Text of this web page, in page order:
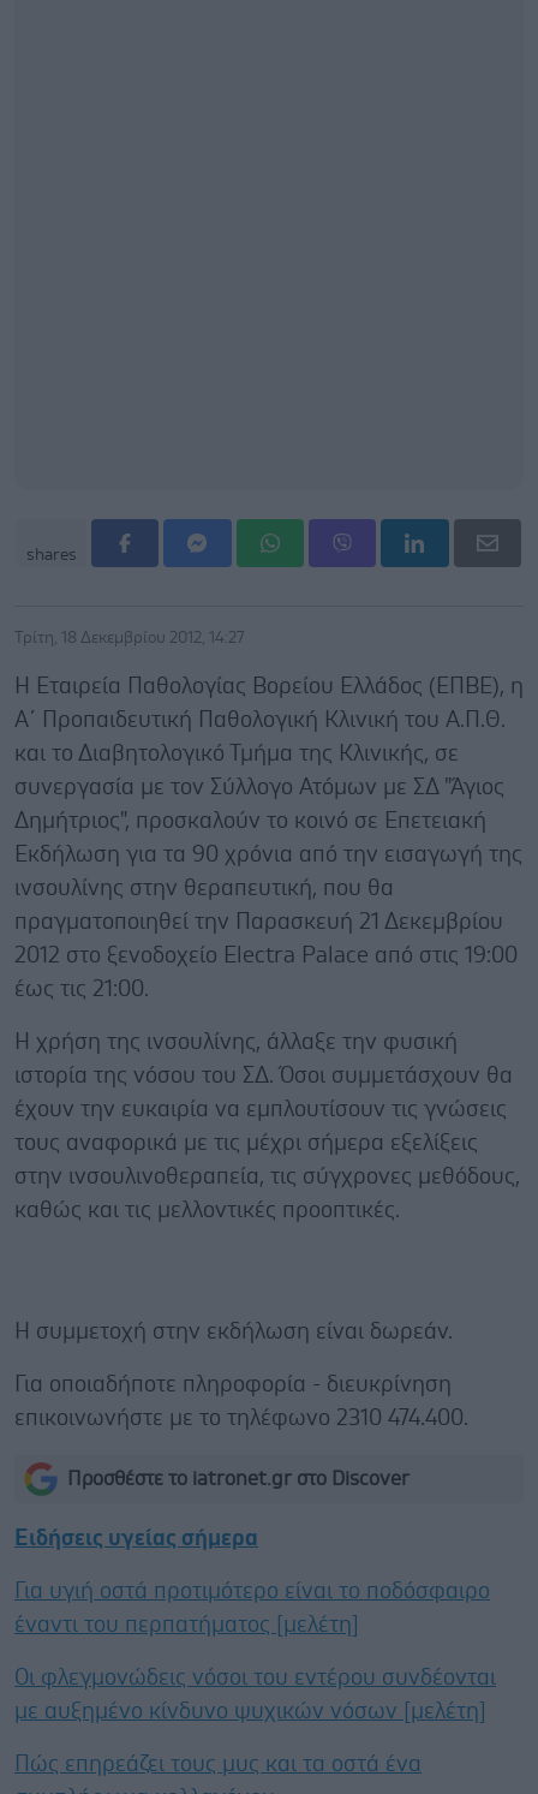
shares
Τρίτη, 18 Δεκεμβρίου 2012, 14:27
Η Εταιρεία Παθολογίας Βορείου Ελλάδος (ΕΠΒΕ), η
Α΄ Προπαιδευτική Παθολογική Κλινική του Α.Π.Θ.
και το Διαβητολογικό Τμήμα της Κλινικής, σε
συνεργασία με τον Σύλλογο Ατόμων με ΣΔ "Άγιος
Δημήτριος", προσκαλούν το κοινό σε Επετειακή
Εκδήλωση για τα 90 χρόνια από την εισαγωγή της
ινσουλίνης στην θεραπευτική, που θα
πραγματοποιηθεί την Παρασκευή 21 Δεκεμβρίου
2012 στο ξενοδοχείο Electra Palace από στις 19:00
έως τις 21:00.
Η χρήση της ινσουλίνης, άλλαξε την φυσική
ιστορία της νόσου του ΣΔ. Όσοι συμμετάσχουν θα
έχουν την ευκαιρία να εμπλουτίσουν τις γνώσεις
τους αναφορικά με τις μέχρι σήμερα εξελίξεις
στην ινσουλινοθεραπεία, τις σύγχρονες μεθόδους,
καθώς και τις μελλοντικές προοπτικές.
Η συμμετοχή στην εκδήλωση είναι δωρεάν.
Για οποιαδήποτε πληροφορία - διευκρίνηση
επικοινωνήστε με το τηλέφωνο 2310 474.400.
Προσθέστε το iatronet.gr στο Discover
Ειδήσεις υγείας σήμερα
Για υγιή οστά προτιμότερο είναι το ποδόσφαιρο
έναντι του περπατήματος [μελέτη]
Οι φλεγμονώδεις νόσοι του εντέρου συνδέονται
με αυξημένο κίνδυνο ψυχικών νόσων [μελέτη]
Πώς επηρεάζει τους μυς και τα οστά ένα